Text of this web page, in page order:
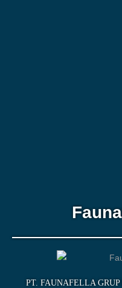
PT. FAUNAFELLA